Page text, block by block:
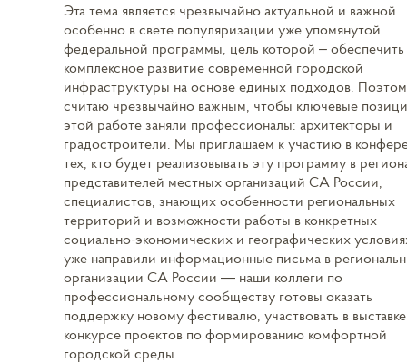
Эта тема является чрезвычайно актуальной и важной
особенно в свете популяризации уже упомянутой
федеральной программы, цель которой – обеспечить
комплексное развитие современной городской
инфраструктуры на основе единых подходов.
считаю чрезвычайно важным, чтобы ключевые
этой работе заняли профессионалы: архитекторы и
градостроители. Мы приглашаем к участию в
тех, кто будет реализовывать эту программу в
представителей местных организаций СА России,
специалистов, знающих особенности региональных
территорий и возможности работы в конкретных
социально-экономических и географических
уже направили информационные письма в
организации СА России — наши коллеги по
профессиональному сообществу готовы оказать
поддержку новому фестивалю, участвовать в
конкурсе проектов по формированию комфортной
городской среды.